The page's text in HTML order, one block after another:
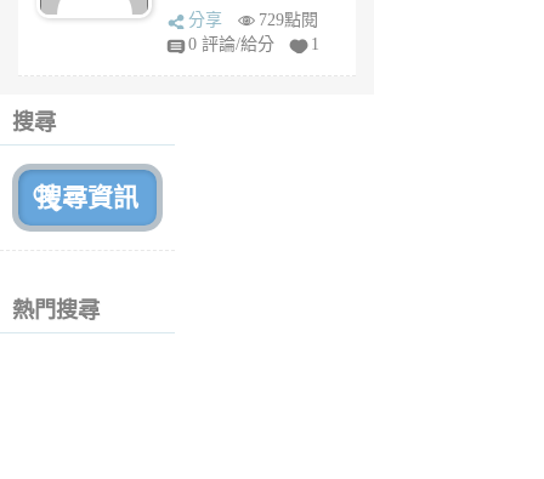
sq
fy
分享
729點閱
0 評論/給分
1
搜尋
熱門搜尋